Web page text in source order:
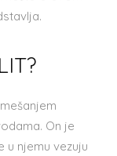
On je
njemu vezuju